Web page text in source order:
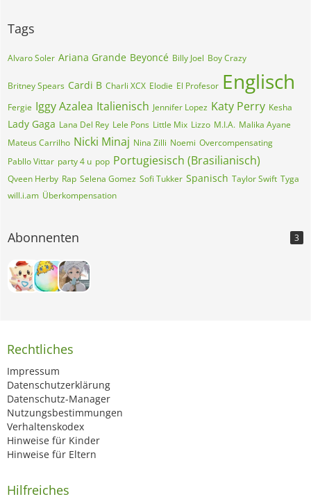
Tags
Alvaro Soler Ariana Grande Beyoncé Billy Joel Boy Crazy
Britney Spears Cardi B Charli XCX Elodie El Profesor Englisch
Fergie Iggy Azalea Italienisch Jennifer Lopez Katy Perry Kesha
Lady Gaga Lana Del Rey Lele Pons Little Mix Lizzo M.I.A. Malika Ayane
Mateus Carrilho Nicki Minaj Nina Zilli Noemi Overcompensating
Pabllo Vittar party 4 u pop Portugiesisch (Brasilianisch)
Qveen Herby Rap Selena Gomez Sofi Tukker Spanisch Taylor Swift Tyga
will.i.am Überkompensation
Abonnenten 3
Rechtliches
Impressum
Datenschutzerklärung
Datenschutz-Manager
Nutzungsbestimmungen
Verhaltenskodex
Hinweise für Kinder
Hinweise für Eltern
Hilfreiches